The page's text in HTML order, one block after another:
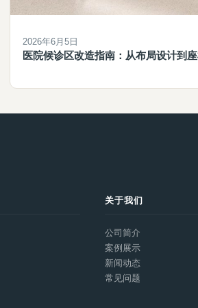
2026年6月5日
医院候诊区改造指南：从布局设计到
关于我们
公司简介
案例展示
新闻动态
常见问题